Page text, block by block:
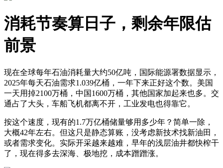
消耗节奏算日子，剩余年限估
前景
现在全球每年石油消耗量大约50亿吨，国际能源署数据显示，
2025年每天石油需求1.039亿桶，一年下来正好这个数。美国
一天用掉2100万桶，中国1600万桶，其他国家加起来也多。交
通占了大头，车船飞机都离不开，工业发电也得靠它。
按这个速度，现有的1.7万亿桶储量够用多少年？简单一除，
大概42年左右。但这只是静态算账，没考虑新技术找新油田，
或者需求变化。实际开采越来越难，早年的浅层油井都快榨干
了，现在得多去深海、极地挖，成本蹭蹭涨。